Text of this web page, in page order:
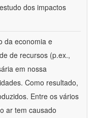
dos impactos
da economia e
de recursos (p.ex.,
em nossa
Como resultado,
Entre os vários
ar tem causado